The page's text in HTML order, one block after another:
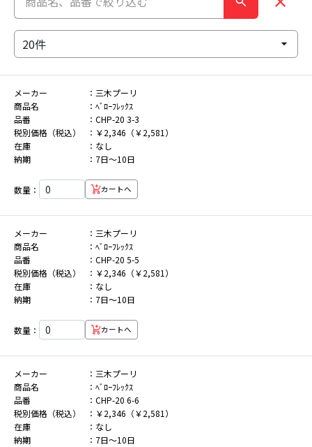
メーカー
三木プーリ
商品名
ﾍﾞﾛｰﾌﾚｯｸｽ
品番
CHP-20 3-3
税別価格（税込）
￥2,346（￥2,581）
在庫
なし
納期
7日～10日
数量： カートへ
メーカー
三木プーリ
商品名
ﾍﾞﾛｰﾌﾚｯｸｽ
品番
CHP-20 5-5
税別価格（税込）
￥2,346（￥2,581）
在庫
なし
納期
7日～10日
数量： カートへ
メーカー
三木プーリ
商品名
ﾍﾞﾛｰﾌﾚｯｸｽ
品番
CHP-20 6-6
税別価格（税込）
￥2,346（￥2,581）
在庫
なし
納期
7日～10日